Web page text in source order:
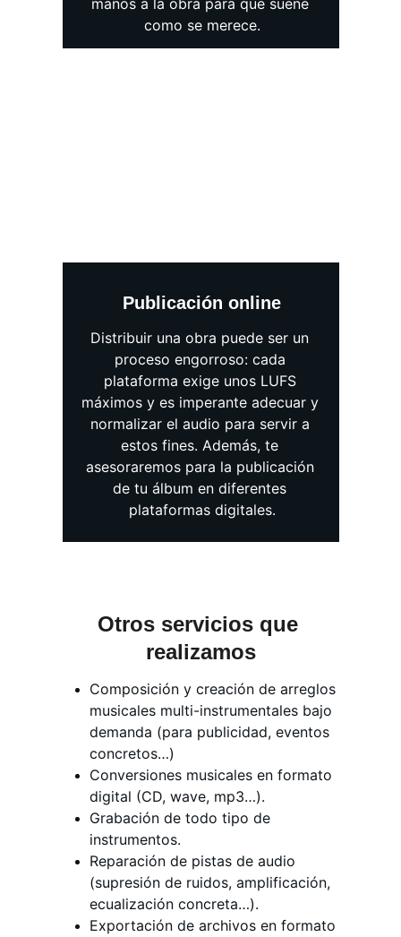
manos a la obra para que suene
como se merece.
Publicación online
Distribuir una obra puede ser un
proceso engorroso: cada
plataforma exige unos LUFS
máximos y es imperante adecuar y
normalizar el audio para servir a
estos fines. Además, te
asesoraremos para la publicación
de tu álbum en diferentes
plataformas digitales.
Otros servicios que
realizamos
Composición y creación de arreglos
musicales multi-instrumentales bajo
demanda (para publicidad, eventos
concretos…)
Conversiones musicales en formato
digital (CD, wave, mp3…).
Grabación de todo tipo de
instrumentos.
Reparación de pistas de audio
(supresión de ruidos, amplificación,
ecualización concreta…).
Exportación de archivos en formato